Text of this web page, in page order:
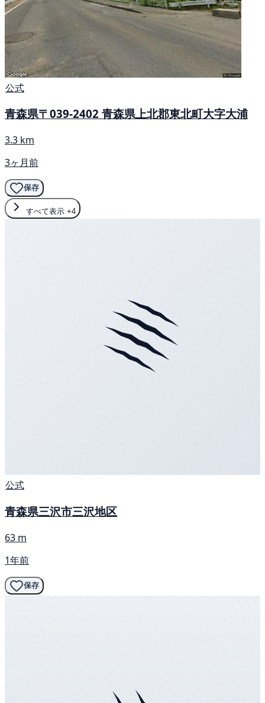
公式
青森県〒039-2402 青森県上北郡東北町大字大浦
3.3 km
3ヶ月前
保存
すべて表示 +4
公式
青森県三沢市三沢地区
63 m
1年前
保存